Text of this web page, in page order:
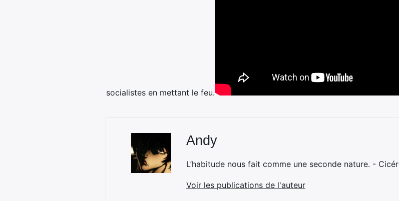
socialistes en mettant le feu.
Andy
L’habitude nous fait comme une seconde nature. -
Voir les publications de l'auteur